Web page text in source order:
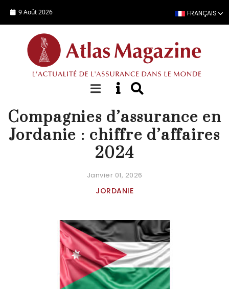
9 Août 2026 FRANÇAIS
STATISTIQUES COMPAGNIE
Compagnies d’assurance en
Jordanie : chiffre d’affaires
2024
Janvier 01, 2026
JORDANIE